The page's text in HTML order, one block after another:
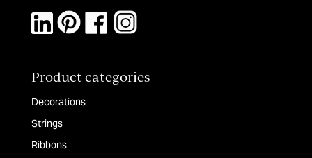
Product categories
Decorations
Strings
Ribbons